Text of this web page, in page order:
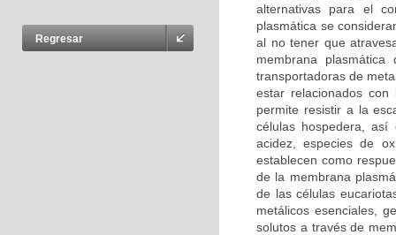
Regresar
alternativas para el
plasmática se
al no tener que
membrana
transportadoras de
estar relacionados
permite resistir a la
células hospedera, así
acidez, especies de
establecen como
de la membrana
de las células
metálicos esenciales,
solutos a través de